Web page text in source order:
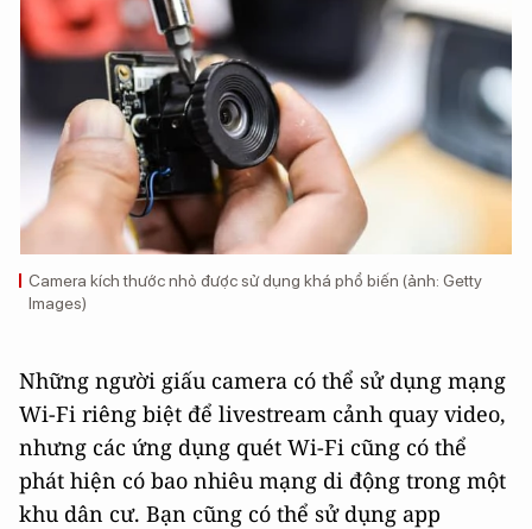
Camera kích thước nhỏ được sử dụng khá phổ biến (ảnh: Getty
Images)
Những người giấu camera có thể sử dụng mạng
Wi-Fi riêng biệt để livestream cảnh quay video,
nhưng các ứng dụng quét Wi-Fi cũng có thể
phát hiện có bao nhiêu mạng di động trong một
khu dân cư. Bạn cũng có thể sử dụng app